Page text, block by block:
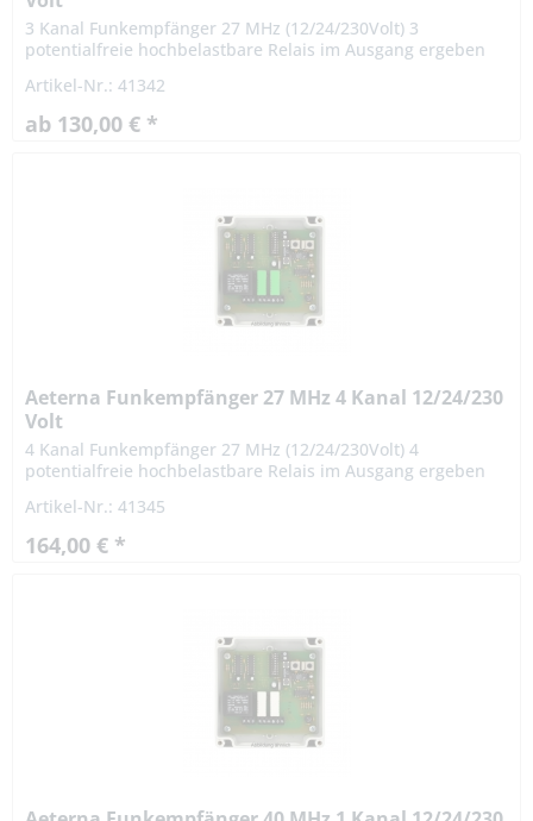
3 Kanal Funkempfänger 27 MHz (12/24/230Volt) 3
potentialfreie hochbelastbare Relais im Ausgang ergeben
sich besonders...
Artikel-Nr.: 41342
ab 130,00 € *
Aeterna Funkempfänger 27 MHz 4 Kanal 12/24/230
Volt
4 Kanal Funkempfänger 27 MHz (12/24/230Volt) 4
potentialfreie hochbelastbare Relais im Ausgang ergeben
sich besonders...
Artikel-Nr.: 41345
164,00 € *